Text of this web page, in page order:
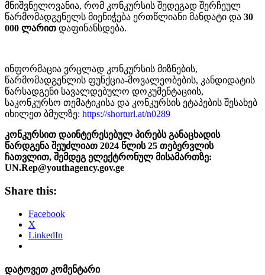
მნიშვნელოვანია, რომ კონკურსის შედეგად შერჩეულ
წარმომადგენელს მიენიჭება ერთწლიანი მანდატი და 30
000 ლარით დაფინანსდება.
ინფორმაცია ვრცლად კონკურსის მიზნების,
წარმომადგენლის ფუნქცია-მოვალეობების, კანდიდატის
წარსადგენი სავალდებულო დოკუმენტაციის,
საკონკურსო თემატიკისა და კონკურსის ეტაპების შესახებ
იხილეთ ბმულზე: https://shorturl.at/n0289
კონკურსით დაინტერესებულ პირებს განაცხადის
წარდგენა შეუძლიათ 2024 წლის 25 თებერვლის
ჩათვლით, შემდეგ ელექტრონულ მისამართზე:
UN.Rep@youthagency.gov.ge
Share this:
Facebook
X
LinkedIn
დატოვეთ კომენტარი